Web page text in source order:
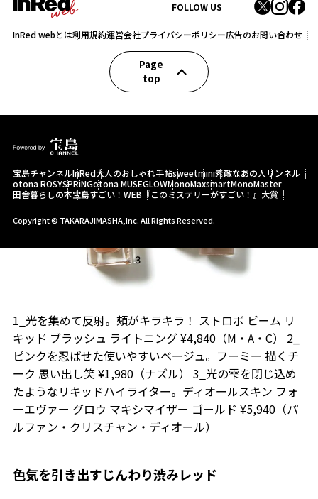
1_光を集めて反射。頰がキラキラ！ ストロボ ビーム リ
キッド ブラッシュ ライトニング ¥4,840（M・A・C） 2_
ピンクを忍ばせた使いやすいベージュ。フーミー 描くチ
ーク 思い出し笑 ¥1,980（ナズル） 3_光の雫を閉じ込め
たようなリキッドハイライター。ディオールスキン フォ
ーエヴァー グロウ マキシマイザー ゴールド ¥5,940（パ
ルファン・クリスチャン・ディオール）
色気を引き出すじんわり渋みレッド
FOLLOW US
InRed webとは利用規約運営会社プライバシーポリシー広告のお問い合わせ
Page
top
宝島チャンネルInRed大人のおしゃれ手帖sweetmini素敵なあの人 リンネル
otona ROSYSPRiNGotona MUSEGLOWMonoMaxsmartMonoMaster
田舎暮らしの本宝島すごい！WEB 『このミステリーがすごい！』大賞
Copyright © TAKARAJIMASHA,Inc. All Rights Reserved.